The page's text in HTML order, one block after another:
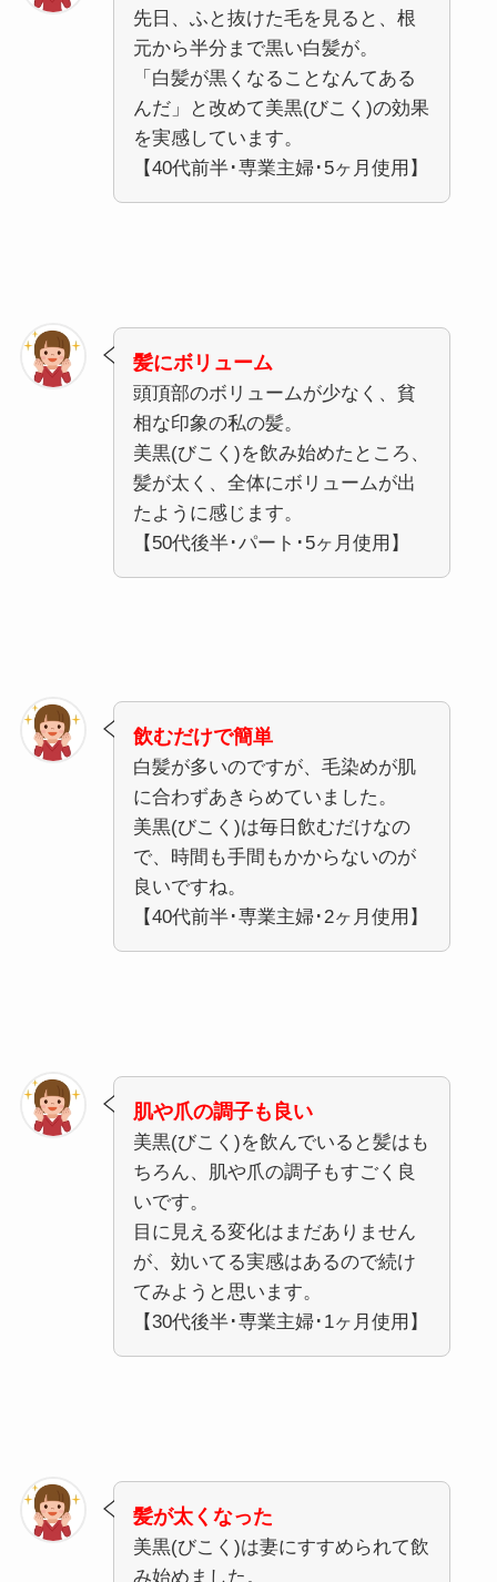
先日、ふと抜けた毛を見ると、根
元から半分まで黒い白髪が。
「白髪が黒くなることなんてある
んだ」と改めて美黒(びこく)の効果
を実感しています。
【40代前半･専業主婦･5ヶ月使用】
髪にボリューム
頭頂部のボリュームが少なく、貧
相な印象の私の髪。
美黒(びこく)を飲み始めたところ、
髪が太く、全体にボリュームが出
たように感じます。
【50代後半･パート･5ヶ月使用】
飲むだけで簡単
白髪が多いのですが、毛染めが肌
に合わずあきらめていました。
美黒(びこく)は毎日飲むだけなの
で、時間も手間もかからないのが
良いですね。
【40代前半･専業主婦･2ヶ月使用】
肌や爪の調子も良い
美黒(びこく)を飲んでいると髪はも
ちろん、肌や爪の調子もすごく良
いです。
目に見える変化はまだありません
が、効いてる実感はあるので続け
てみようと思います。
【30代後半･専業主婦･1ヶ月使用】
髪が太くなった
美黒(びこく)は妻にすすめられて飲
み始めました。